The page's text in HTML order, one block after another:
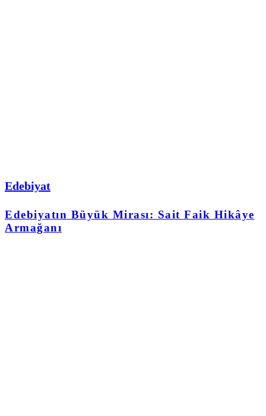
Edebiyat
Edebiyatın Büyük Mirası: Sait Faik Hikâye
Armağanı